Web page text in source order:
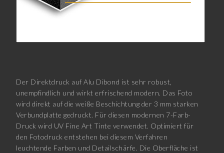
Der Direktdruck auf Alu Dibond ist sehr robust,
unempfindlich und wirkt erfrischend modern. Das Foto
wird direkt auf die weiße Beschichtung der 3 mm starken
Verbundplatte gedruckt. Für diesen modernen 7-Farb-
Druck wird UV Fine Art Tinte verwendet. Optimiert für
den Fotodruck entstehen bei diesem Verfahren
leuchtende Farben und Detailschärfe. Die Oberfläche ist